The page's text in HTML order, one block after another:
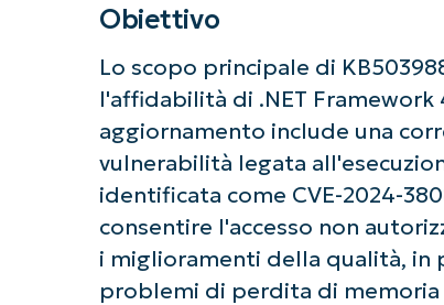
Obiettivo
Lo scopo principale di
l'affidabilità di .NET Framework
aggiornamento include una
vulnerabilità legata
identificata come CVE-2024-
consentire l'accesso non
i miglioramenti della qualità, in
problemi di perdita di memoria
Non è